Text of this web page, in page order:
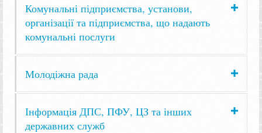
Комунальні підприємства, установи,
організації та підприємства, що надають
комунальні послуги
Молодіжна рада
Інформація ДПС, ПФУ, ЦЗ та інших
державних служб